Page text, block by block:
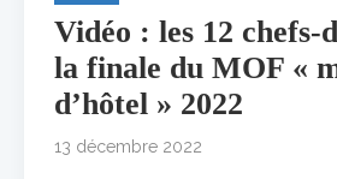
Vidéo : les 12 chefs-
la finale du MOF «
d’hôtel » 2022
13 décembre 2022